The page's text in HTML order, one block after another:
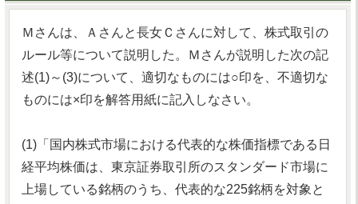
Ｍさんは、Ａさんと長女Ｃさんに対して、株式取引の
ルール等について説明した。Ｍさんが説明した次の記
述(1)～(3)について、適切なものには○印を、不適切な
ものには×印を解答用紙に記入しなさい。
(1)「国内株式市場における代表的な株価指標である日
経平均株価は、東京証券取引所のスタンダード市場に
上場している銘柄のうち、代表的な225銘柄を対象と